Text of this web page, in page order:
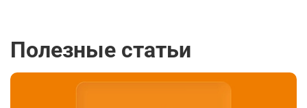
Полезные статьи